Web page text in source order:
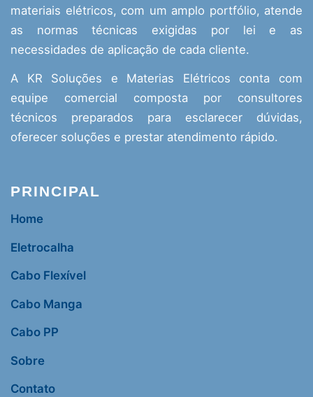
materiais elétricos, com um amplo portfólio, atende
as normas técnicas exigidas por lei e as
necessidades de aplicação de cada cliente.
A KR Soluções e Materias Elétricos conta com
equipe comercial composta por consultores
técnicos preparados para esclarecer dúvidas,
oferecer soluções e prestar atendimento rápido.
PRINCIPAL
Home
Eletrocalha
Cabo Flexível
Cabo Manga
Cabo PP
Sobre
Contato